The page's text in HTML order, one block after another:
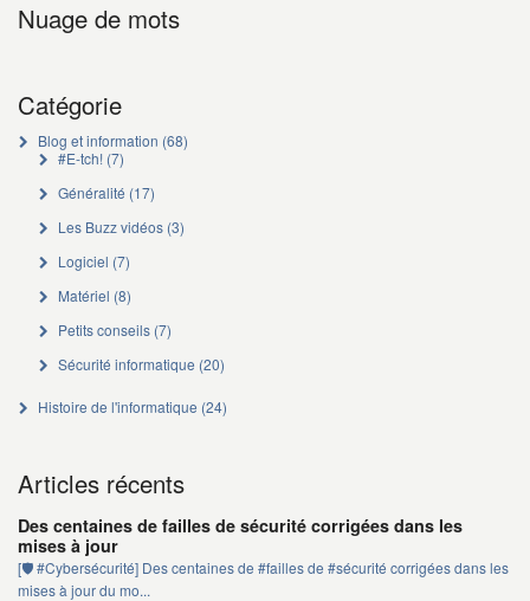
Nuage de mots
Catégorie
Blog et information (68)
#E-tch!(7)
Généralité (17)
Les Buzz vidéos(3)
Logiciel (7)
Matériel (8)
Petits conseils(7)
Sécurité informatique (20)
Histoire de l'informatique (24)
Articles récents
Des centaines de failles de sécurité corrigées dans les
mises à jour
[🛡️ #Cybersécurité] Des centaines de #failles de #sécurité corrigées dans les
mises à jour du mo...